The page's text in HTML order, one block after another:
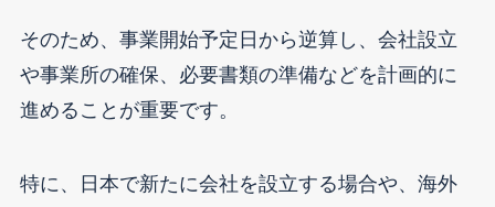
そのため、事業開始予定日から逆算し、会社設立
や事業所の確保、必要書類の準備などを計画的に
進めることが重要です。
特に、日本で新たに会社を設立する場合や、海外